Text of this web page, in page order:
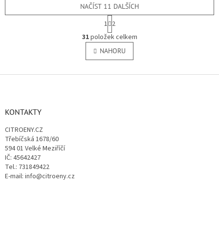
O
v
l
á
NAČÍST 11 DALŠÍCH
S
t
r
á
n
k
v
1 2
31položek celkem
NAHORU
KONTAKTY
CITROENY.CZ
Třebíčská 1678/60
594 01 Velké Meziříčí
IČ: 45642427
Tel.: 731849422
E-mail: info@citroeny.cz